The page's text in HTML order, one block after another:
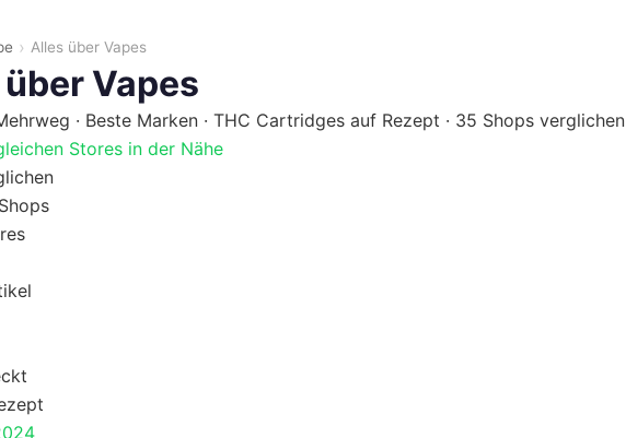
Alles über Vapes
Vapes
· Beste Marken · THC Cartridges auf Rezept · 35 Shops verglichen
Stores in der Nähe